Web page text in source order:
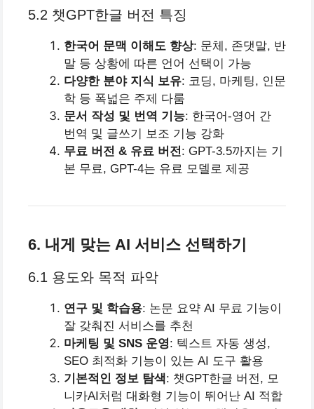
5.2 챗GPT한글 버전 특징
한국어 문맥 이해도 향상: 문체, 존댓말, 반
말 등 상황에 따른 언어 선택이 가능
다양한 분야 지식 보유: 코딩, 마케팅, 인문
학 등 폭넓은 주제 다룸
문서 작성 및 번역 기능: 한국어-영어 간
번역 및 글쓰기 보조 기능 강화
무료 버전 & 유료 버전 : GPT-3.5까지는 기
본 무료, GPT-4는 유료 모델로 제공
6. 내게 맞는 AI 서비스 선택하기
6.1 용도와 목적 파악
연구 및 학습용: 논문 요약 AI 무료 기능이
잘 갖춰진 서비스를 추천
마케팅 및 SNS 운영: 텍스트 자동 생성,
SEO 최적화 기능이 있는 AI 도구 활용
기본적인 정보 탐색: 챗GPT한글 버전, 모
니카AI처럼 대화형 기능이 뛰어난 AI 적합